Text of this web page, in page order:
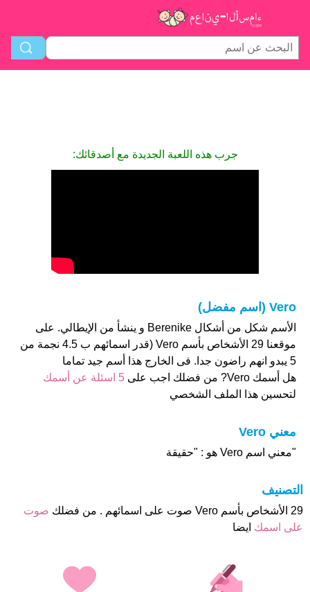
جرب هذه اللعبة الجديدة مع أصدقائك:
Vero (اسم مفضل)
الأسم شكل من أشكال Berenike و ينشأ من الإيطالي. على
موقعنا 29 الأشخاص بأسم Vero (قدر اسمائهم ب 4.5 نجمة من
5 يبدو انهم راضون جدا. فى الخارج هذا أسم جيد تماما
هل أسمك Vero? من فضلك اجب على
5 اسئلة عن أسمك
لتحسين هذا الملف الشخصي
معني Vero
"معني اسم Vero هو : "حقيقة
التصنيف
29 الأشخاص بأسم Vero صوت على اسمائهم . من فضلك
صوت
على اسمك ايضا